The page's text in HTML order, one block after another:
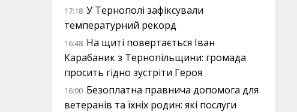
17:18 У Тернополі зафіксували
температурний рекорд
16:48 На щиті повертається Іван
Карабаник з Тернопільщини: громада
просить гідно зустріти Героя
16:00 Безоплатна правнича допомога для
ветеранів та їхніх родин: які послуги